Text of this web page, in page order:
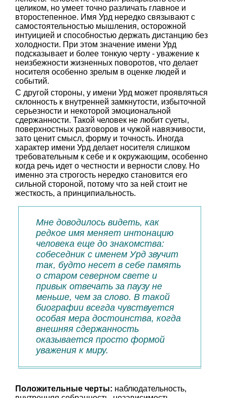
целиком, но умеет точно различать главное и
второстепенное. Имя Урд нередко связывают с
самостоятельностью мышления, осторожной
интуицией и способностью держать дистанцию без
холодности. При этом значение имени Урд
подсказывает и более тонкую черту - уважение к
неизбежности жизненных поворотов, что делает
носителя особенно зрелым в оценке людей и
событий.
С другой стороны, у имени Урд может проявляться
склонность к внутренней замкнутости, избыточной
серьезности и некоторой эмоциональной
сдержанности. Такой человек не любит суеты,
поверхностных разговоров и чужой навязчивости,
зато ценит смысл, форму и точность. Иногда
характер имени Урд делает носителя слишком
требовательным к себе и к окружающим, особенно
когда речь идет о честности и верности слову. Но
именно эта строгость нередко становится его
сильной стороной, потому что за ней стоит не
жесткость, а принципиальность.
Мне доводилось видеть, как
редкое имя меняет интонацию
человека еще до знакомства:
собеседник с именем Урд звучит
так, будто несет в себе память
о старом северном свете и
привык отвечать за паузу не
меньше, чем за слово. В такой
биографии всегда чувствуется
особая мера достоинства, когда
внешняя сдержанность
оказывается просто формой
уважения к миру.
Положительные черты: наблюдательность,